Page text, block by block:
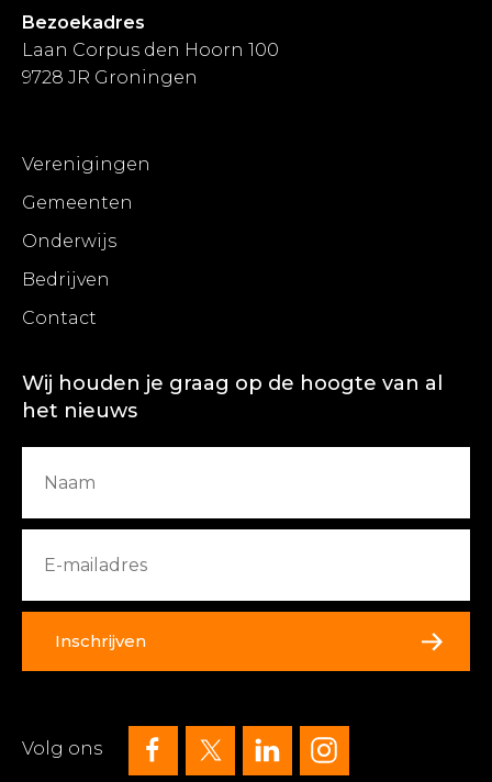
Bezoekadres
Laan Corpus den Hoorn 100
9728 JR Groningen
Verenigingen
Gemeenten
Onderwijs
Bedrijven
Contact
Wij houden je graag op de hoogte van al
het nieuws
Inschrijven
Volg ons